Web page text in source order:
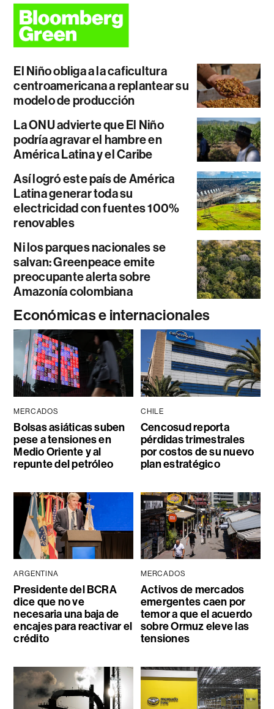
El Niño obliga a la caficultura
centroamericana a replantear su
modelo de producción
La ONU advierte que El Niño
podría agravar el hambre en
América Latina y el Caribe
Así logró este país de América
Latina generar toda su
electricidad con fuentes 100%
renovables
Ni los parques nacionales se
salvan: Greenpeace emite
preocupante alerta sobre
Amazonía colombiana
Económicas e internacionales
MERCADOS
Bolsas asiáticas suben
pese a tensiones en
Medio Oriente y al
repunte del petróleo
CHILE
Cencosud reporta
pérdidas trimestrales
por costos de su nuevo
plan estratégico
ARGENTINA
Presidente del BCRA
dice que no ve
necesaria una baja de
encajes para reactivar el
crédito
MERCADOS
Activos de mercados
emergentes caen por
temor a que el acuerdo
sobre Ormuz eleve las
tensiones